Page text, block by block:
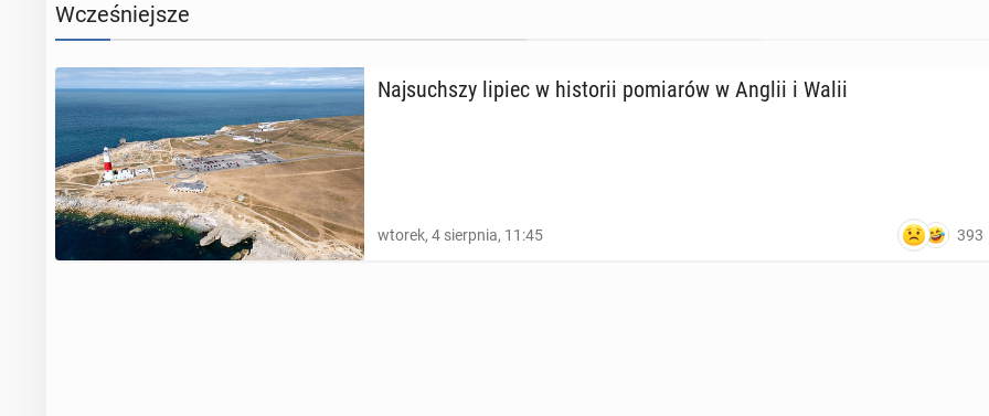
Wcześniejsze
Naj­such­szy lipiec w hi­sto­rii po­mia­rów w Anglii i Walii
wtorek, 4 sierpnia, 11:45 393